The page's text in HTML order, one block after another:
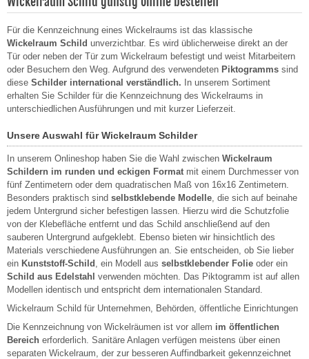
Für die Kennzeichnung eines Wickelraums ist das klassische
Wickelraum Schild unverzichtbar. Es wird üblicherweise direkt an der
Tür oder neben der Tür zum Wickelraum befestigt und weist Mitarbeitern
oder Besuchern den Weg. Aufgrund des verwendeten Piktogramms sind
diese Schilder international verständlich. In unserem Sortiment
erhalten Sie Schilder für die Kennzeichnung des Wickelraums in
unterschiedlichen Ausführungen und mit kurzer Lieferzeit.
Unsere Auswahl für Wickelraum Schilder
In unserem Onlineshop haben Sie die Wahl zwischen Wickelraum
Schildern im runden und eckigen Format mit einem Durchmesser von
fünf Zentimetern oder dem quadratischen Maß von 16x16 Zentimetern.
Besonders praktisch sind selbstklebende Modelle , die sich auf beinahe
jedem Untergrund sicher befestigen lassen. Hierzu wird die Schutzfolie
von der Klebefläche entfernt und das Schild anschließend auf den
sauberen Untergrund aufgeklebt. Ebenso bieten wir hinsichtlich des
Materials verschiedene Ausführungen an. Sie entscheiden, ob Sie lieber
ein Kunststoff-Schild , ein Modell aus selbstklebender Folie oder ein
Schild aus Edelstahl verwenden möchten. Das Piktogramm ist auf allen
Modellen identisch und entspricht dem internationalen Standard.
Wickelraum Schild für Unternehmen, Behörden, öffentliche Einrichtungen
Die Kennzeichnung von Wickelräumen ist vor allem im öffentlichen
Bereich erforderlich. Sanitäre Anlagen verfügen meistens über einen
separaten Wickelraum, der zur besseren Auffindbarkeit gekennzeichnet